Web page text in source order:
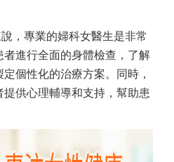
，專業的婦科女醫生是非常
進行全面的身體檢查，了解
個性化的治療方案。同時，
供心理輔導和支持，幫助患